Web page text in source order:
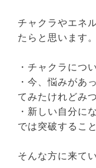
チャクラやエネ
たらと思います。
・チャクラにつ
・今、悩みがあ
てみたけれどみ
・新しい自分に
では突破するこ
そんな方に来て